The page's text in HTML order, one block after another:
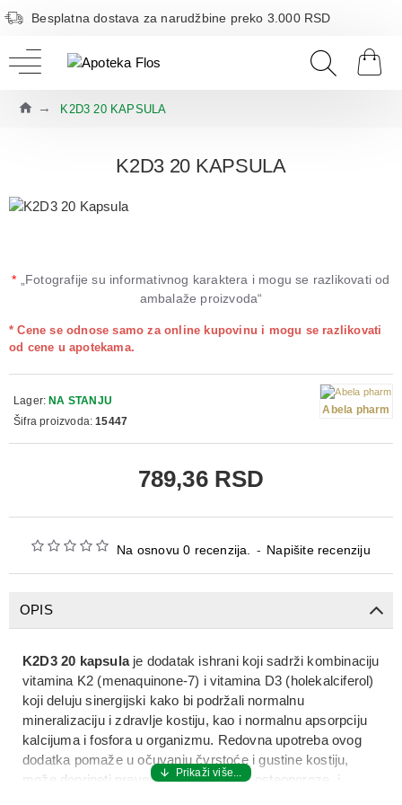
Besplatna dostava za narudžbine preko 3.000 RSD
K2D3 20 KAPSULA
K2D3 20 KAPSULA
* „Fotografije su informativnog karaktera i mogu se razlikovati od
ambalaže proizvoda“
Na osnovu 0 recenzija. - Napišite recenziju
* Cene se odnose samo za online kupovinu i mogu se razlikovati
od cene u apotekama.
789,36 RSD
Lager: NA STANJU
Šifra proizvoda: 15447
Abela pharm
OPIS
K2D3 20 kapsulaje dodatak ishranikoji sadrži kombinaciju
vitamina K2 (menaquinone-7) ivitamina D3 (holekalciferol)
koji deluju sinergijski kako bi podržali normalnu
mineralizaciju i zdravlje kostiju, kao i normalnu apsorpciju
kalcijuma i fosforau organizmu. Redovna upotreba ovog
dodatka pomaže u očuvanjučvrstoće i gustine kostiju,
može doprineti prevencijiosteopenije i osteoporoze
, i